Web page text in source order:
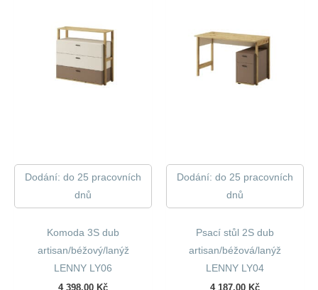
Dodání: do 25 pracovních
dnů
Komoda 3S dub
artisan/béžový/lanýž
LENNY LY06
4 398,00 Kč
Dodání: do 25 pracovních
dnů
Psací stůl 2S dub
artisan/béžová/lanýž
LENNY LY04
4 187,00 Kč